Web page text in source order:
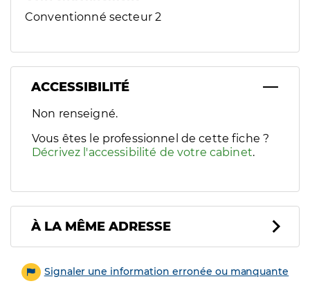
Conventionné secteur 2
ACCESSIBILITÉ
Filtres
Sélectionnez un ou plusieurs handicaps/besoins
Non renseigné.
Vous êtes le professionnel de cette fiche ?
Décrivez l'accessibilité de votre cabinet.
À LA MÊME ADRESSE
Signaler une information erronée ou manquante